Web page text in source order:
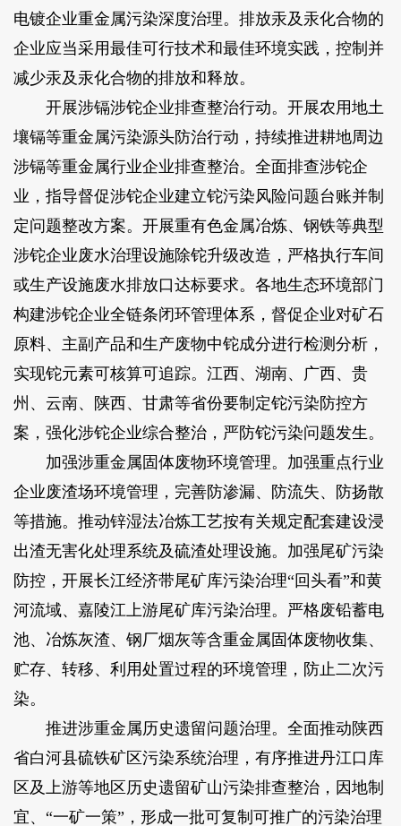
电镀企业重金属污染深度治理。排放汞及汞化合物的
企业应当采用最佳可行技术和最佳环境实践，控制并
减少汞及汞化合物的排放和释放。
开展涉镉涉铊企业排查整治行动。开展农用地土
壤镉等重金属污染源头防治行动，持续推进耕地周边
涉镉等重金属行业企业排查整治。全面排查涉铊企
业，指导督促涉铊企业建立铊污染风险问题台账并制
定问题整改方案。开展重有色金属冶炼、钢铁等典型
涉铊企业废水治理设施除铊升级改造，严格执行车间
或生产设施废水排放口达标要求。各地生态环境部门
构建涉铊企业全链条闭环管理体系，督促企业对矿石
原料、主副产品和生产废物中铊成分进行检测分析，
实现铊元素可核算可追踪。江西、湖南、广西、贵
州、云南、陕西、甘肃等省份要制定铊污染防控方
案，强化涉铊企业综合整治，严防铊污染问题发生。
加强涉重金属固体废物环境管理。加强重点行业
企业废渣场环境管理，完善防渗漏、防流失、防扬散
等措施。推动锌湿法冶炼工艺按有关规定配套建设浸
出渣无害化处理系统及硫渣处理设施。加强尾矿污染
防控，开展长江经济带尾矿库污染治理“回头看”和黄
河流域、嘉陵江上游尾矿库污染治理。严格废铅蓄电
池、冶炼灰渣、钢厂烟灰等含重金属固体废物收集、
贮存、转移、利用处置过程的环境管理，防止二次污
染。
推进涉重金属历史遗留问题治理。全面推动陕西
省白河县硫铁矿区污染系统治理，有序推进丹江口库
区及上游等地区历史遗留矿山污染排查整治，因地制
宜、“一矿一策”，形成一批可复制可推广的污染治理